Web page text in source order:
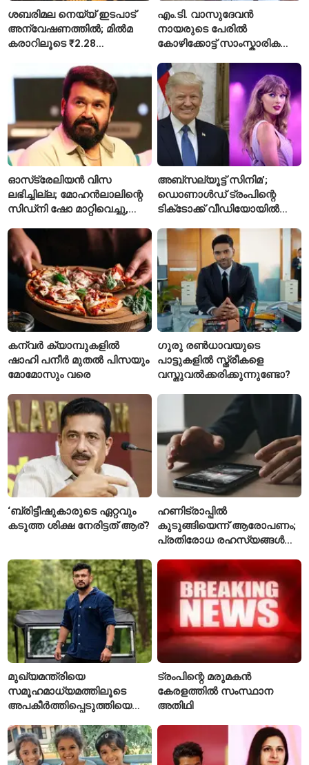
ശബരിമല നെയ്യ് ഇടപാട്
അന്വേഷണത്തിൽ; മിൽമ
കരാറിലൂടെ ₹2.28
എഫ്ഐആർ
എം.ടി. വാസുദേവൻ
നായരുടെ പേരിൽ
കോഴിക്കോട്ട് സാംസ്കാരിക
പ്രവർത്തനങ്ങൾക്ക് ₹50
കോടി
ഓസ്‌ട്രേലിയൻ വിസ
ലഭിച്ചില്ല; മോഹൻലാലിന്റെ
സിഡ്‌നി ഷോ മാറ്റിവെച്ചു,
ചോദിച്ച് താരം
അബ്സല്യൂട്ട് സിനിമ’;
ഡൊണാൾഡ് ട്രംപിന്റെ
ടിക്‌ടോക്ക് വീഡിയോയിൽ
‘August’ നീക്കം ചെയ്തു
കന്വർ ക്യാമ്പുകളിൽ
ഷാഹി പനീർ മുതൽ പിസയും
മോമോസും വരെ
ഗുരു രൺധാവയുടെ
പാട്ടുകളിൽ സ്ത്രീകളെ
വസ്തുവൽക്കരിക്കുന്നുണ്ടോ?
‘ബ്രിട്ടീഷുകാരുടെ ഏറ്റവും
കടുത്ത ശിക്ഷ നേരിട്ടത് ആര്?
ഹണിട്രാപ്പിൽ
കുടുങ്ങിയെന്ന് ആരോപണം;
പ്രതിരോധ രഹസ്യങ്ങൾ
വിങ് കമാൻഡർ അറസ്റ്റിൽ
മുഖ്യമന്ത്രിയെ
സമൂഹമാധ്യമത്തിലൂടെ
അപകീർത്തിപ്പെടുത്തിയെന്ന്
ആയങ്കിക്കെതിരെ പുതിയ
കേസ്
ട്രംപിന്റെ മരുമകൻ
കേരളത്തിൽ സംസ്ഥാന
അതിഥി